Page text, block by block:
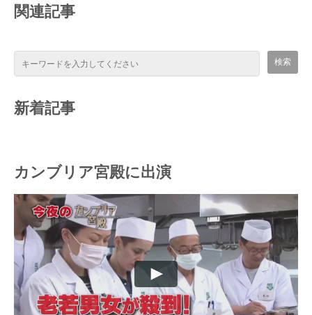
関連記事
新着記事
カンブリア宮殿に出演